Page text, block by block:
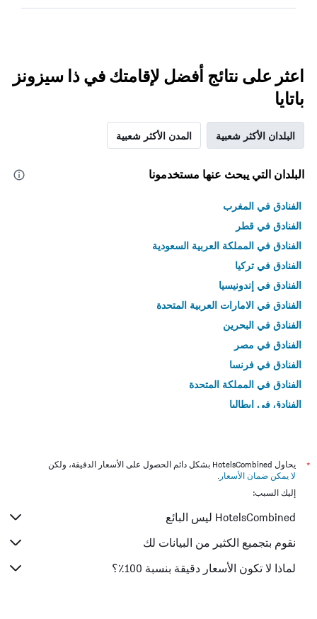
اعثر على نتائج أفضل لإقامتك في ذا سيزونز
باتايا
البلدان الأكثر شعبية المدن الأكثر شعبية
البلدان التي يبحث عنها مستخدمونا
الفنادق في المغرب
الفنادق في قطر
الفنادق في المملكة العربية السعودية
الفنادق في تركيا
الفنادق في إندونيسيا
الفنادق في الامارات العربية المتحدة
الفنادق في البحرين
الفنادق في مصر
الفنادق في فرنسا
الفنادق في المملكة المتحدة
الفنادق في إيطاليا
*
يحاول HotelsCombined بشكل دائم الحصول على الأسعار الدقيقة، ولكن
لا يمكن ضمان الأسعار .
إليك السبب:
HotelsCombined ليس البائع
نقوم بتجميع الكثير من البيانات لك
لماذا لا تكون الأسعار دقيقة بنسبة 100٪؟